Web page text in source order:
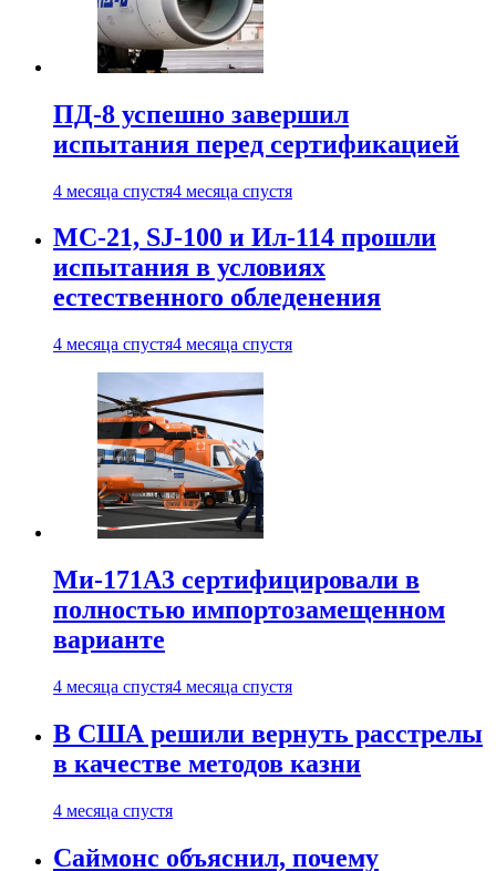
ПД-8 успешно завершил
испытания перед сертификацией
4 месяца спустя4 месяца спустя
МС-21, SJ-100 и Ил-114 прошли
испытания в условиях
естественного обледенения
4 месяца спустя4 месяца спустя
Ми-171А3 сертифицировали в
полностью импортозамещенном
варианте
4 месяца спустя4 месяца спустя
В США решили вернуть расстрелы
в качестве методов казни
4 месяца спустя
Саймонс объяснил, почему